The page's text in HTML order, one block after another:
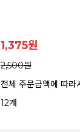
1,375원
2,500원
전체 주문금액에 따라
12개